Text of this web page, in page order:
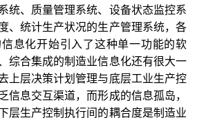
统、质量管理系统、设备状态监控系
、统计生产状况的生产管理系统，各
息化开始引入了这种单一功能的软
综合集成的制造业信息化还有很大一
上层决策计划管理与底层工业生产控
信息交互渠道，而形成的信息孤岛，
层生产控制执行间的耦合度是制造业